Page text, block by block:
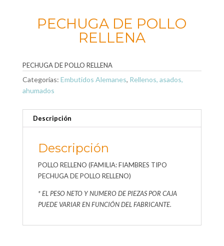
PECHUGA DE POLLO
RELLENA
PECHUGA DE POLLO RELLENA
Categorías: Embutidos Alemanes, Rellenos, asados,
ahumados
Descripción
Descripción
POLLO RELLENO (FAMILIA: FIAMBRES TIPO
PECHUGA DE POLLO RELLENO)
* EL PESO NETO Y NUMERO DE PIEZAS POR CAJA
PUEDE VARIAR EN FUNCIÓN DEL FABRICANTE.